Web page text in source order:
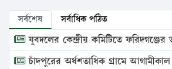
সর্বশেষ সর্বাধিক পঠিত
যুবদলের কেন্দ্রীয় কমিটিতে
চাঁদপুরের অর্ধশতাধিক গ্রামে